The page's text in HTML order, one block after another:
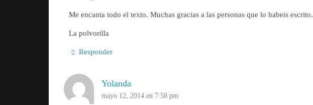
Me encanta todo el texto. Muchas gracias a las personas que lo habeis escrito.
La polvorilla
Responder
Yolanda
mayo 12, 2014 en 7:58 pm